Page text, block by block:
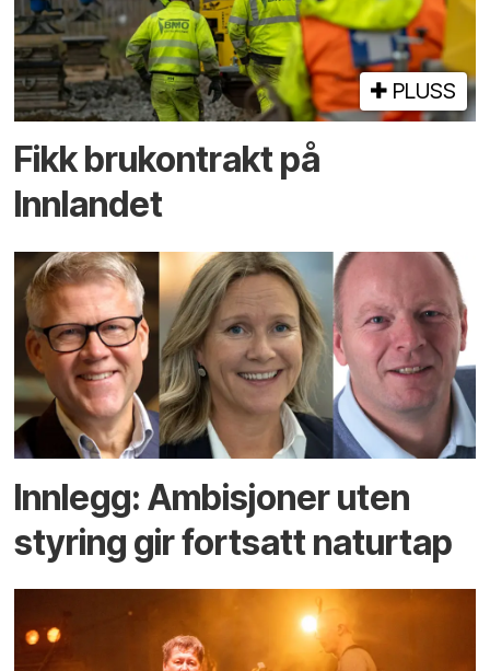
PLUSS
Fikk brukontrakt på
Innlandet
Innlegg: Ambisjoner uten
styring gir fortsatt naturtap